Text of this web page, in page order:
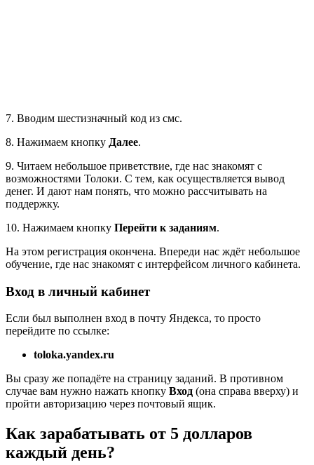
7. Вводим шестизначный код из смс.
8. Нажимаем кнопку Далее.
9. Читаем небольшое приветствие, где нас знакомят с
возможностями Толоки. С тем, как осуществляется вывод
денег. И дают нам понять, что можно рассчитывать на
поддержку.
10. Нажимаем кнопку Перейти к заданиям.
На этом регистрация окончена. Впереди нас ждёт небольшое
обучение, где нас знакомят с интерфейсом личного кабинета.
Вход в личный кабинет
Если был выполнен вход в почту Яндекса, то просто
перейдите по ссылке:
toloka.yandex.ru
Вы сразу же попадёте на страницу заданий. В противном
случае вам нужно нажать кнопку Вход (она справа вверху) и
пройти авторизацию через почтовый ящик.
Как зарабатывать от 5 долларов
каждый день?